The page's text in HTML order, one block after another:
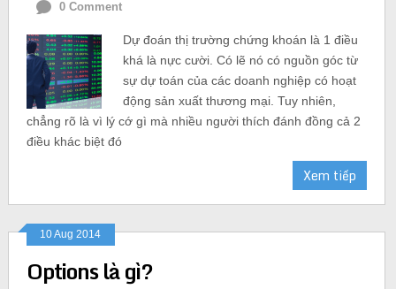
0 Comment
Dự đoán thị trường chứng khoán là 1 điều
khá là nực cười. Có lẽ nó có nguồn góc từ
sự dự toán của các doanh nghiệp có hoạt
động sản xuất thương mại. Tuy nhiên,
chẳng rõ là vì lý cớ gì mà nhiều người thích đánh đồng cả 2
điều khác biệt đó
Xem tiếp
10 Aug 2014
Options là gì?